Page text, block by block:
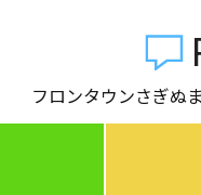
フロンタウンさぎぬ